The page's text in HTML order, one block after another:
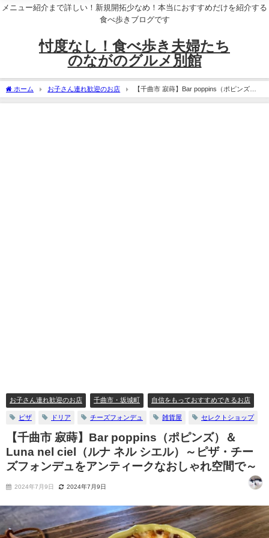
メニュー紹介まで詳しい！新規開拓少なめ！本当におすすめだけを紹介する
食べ歩きブログです
忖度なし！食べ歩き夫婦たち
のながのグルメ別館
ホーム お子さん連れ歓迎のお店
【千曲市 寂蒔】Bar poppins（ポピンズ）
＆Luna nel ciel（ルナ ネル シエル）～ピザ・チーズフォンデュをアンティークなおし
お子さん連れ歓迎のお店 千曲市・坂城町 自信をもっておすすめできるお店
ピザ ドリア チーズフォンデュ 雑貨屋 セレクトショップ
【千曲市 寂蒔】Bar poppins（ポピンズ）＆
Luna nel ciel（ルナ ネル シエル）～ピザ・チー
ズフォンデュをアンティークなおしゃれ空間で～
2024年7月9日 2024年7月9日